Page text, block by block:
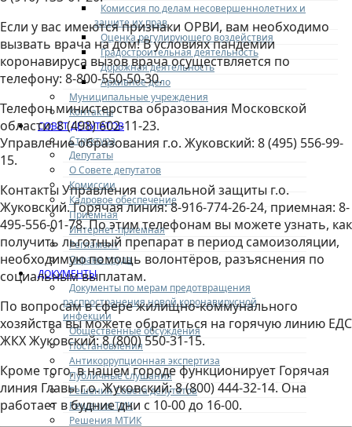
Комиссия по делам несовершеннолетних и
защите их прав
Оценка регулирующего воздействия
Градостроительная деятельность
Дорожная деятельность
Архивное дело
Муниципальные учреждения
Контакты
СОВЕТ ДЕПУТАТОВ
Структура
Депутаты
О Совете депутатов
Комиссии
Кадровое обеспечение
Приемная
Интернет-приемная
Регламент
Охрана труда
ДОКУМЕНТЫ
Документы по мерам предотвращения
распространения новой коронавирусной
инфекции
Общественные обсуждения
Постановления
Антикоррупционная экспертиза
Публичные слушания
Решения Совета депутатов
Решения ТИК
Решения МТИК
Если у вас имеются признаки ОРВИ, вам необходимо
вызвать врача на дом! В условиях пандемии
коронавируса вызов врача осуществляется по
телефону: 8-800-550-50-30.
Телефон министерства образования Московской
области: 8 (498) 602-11-23.
Управление образования г.о. Жуковский: 8 (495) 556-99-
15.
Контакты Управления социальной защиты г.о.
Жуковский. Горячая линия: 8-916-774-26-24, приемная: 8-
495-556-01-78. По этим телефонам вы можете узнать, как
получить льготный препарат в период самоизоляции,
необходимую помощь волонтёров, разъяснения по
социальным выплатам.
По вопросам в сфере жилищно-коммунального
хозяйства вы можете обратиться на горячую линию ЕДС
ЖКХ Жуковский: 8 (800) 550-31-15.
Кроме того, в нашем городе функционирует Горячая
линия Главы г.о. Жуковский: 8 (800) 444-32-14. Она
работает в будние дни с 10-00 до 16-00.